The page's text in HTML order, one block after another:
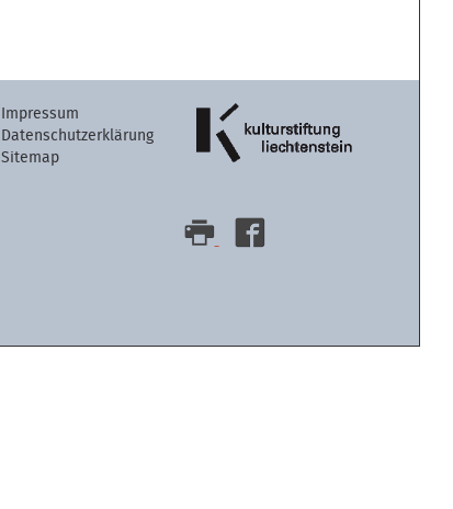
Impressum
Datenschutzerklärung
Sitemap